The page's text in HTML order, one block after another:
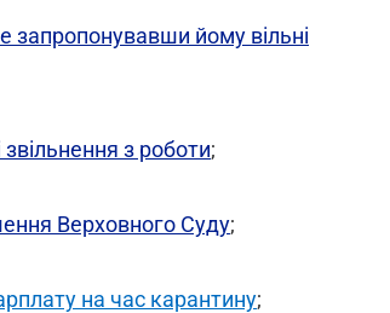
запропонувавши йому вільні
з роботи;
Верховного Суду;
на час карантину;